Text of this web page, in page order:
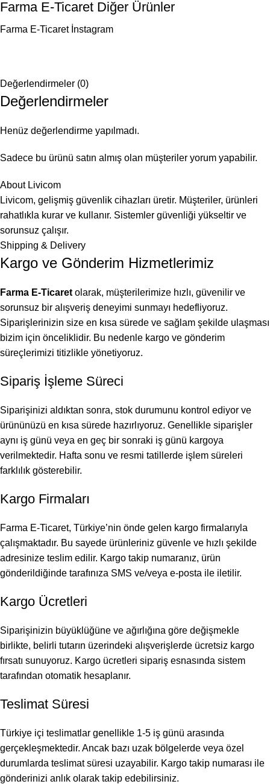
Farma E-Ticaret Diğer Ürünler
Farma E-Ticaret İnstagram
Değerlendirmeler (0)
Değerlendirmeler
Henüz değerlendirme yapılmadı.
Sadece bu ürünü satın almış olan müşteriler yorum yapabilir.
About Livicom
Livicom, gelişmiş güvenlik cihazları üretir. Müşteriler, ürünleri
rahatlıkla kurar ve kullanır. Sistemler güvenliği yükseltir ve
sorunsuz çalışır.
Shipping & Delivery
Kargo ve Gönderim Hizmetlerimiz
Farma E-Ticaret olarak, müşterilerimize hızlı, güvenilir ve
sorunsuz bir alışveriş deneyimi sunmayı hedefliyoruz.
Siparişlerinizin size en kısa sürede ve sağlam şekilde ulaşması
bizim için önceliklidir. Bu nedenle kargo ve gönderim
süreçlerimizi titizlikle yönetiyoruz.
Sipariş İşleme Süreci
Siparişinizi aldıktan sonra, stok durumunu kontrol ediyor ve
ürününüzü en kısa sürede hazırlıyoruz. Genellikle siparişler
aynı iş günü veya en geç bir sonraki iş günü kargoya
verilmektedir. Hafta sonu ve resmi tatillerde işlem süreleri
farklılık gösterebilir.
Kargo Firmaları
Farma E-Ticaret, Türkiye’nin önde gelen kargo firmalarıyla
çalışmaktadır. Bu sayede ürünleriniz güvenle ve hızlı şekilde
adresinize teslim edilir. Kargo takip numaranız, ürün
gönderildiğinde tarafınıza SMS ve/veya e-posta ile iletilir.
Kargo Ücretleri
Siparişinizin büyüklüğüne ve ağırlığına göre değişmekle
birlikte, belirli tutarın üzerindeki alışverişlerde ücretsiz kargo
fırsatı sunuyoruz. Kargo ücretleri sipariş esnasında sistem
tarafından otomatik hesaplanır.
Teslimat Süresi
Türkiye içi teslimatlar genellikle 1-5 iş günü arasında
gerçekleşmektedir. Ancak bazı uzak bölgelerde veya özel
durumlarda teslimat süresi uzayabilir. Kargo takip numarası ile
gönderinizi anlık olarak takip edebilirsiniz.